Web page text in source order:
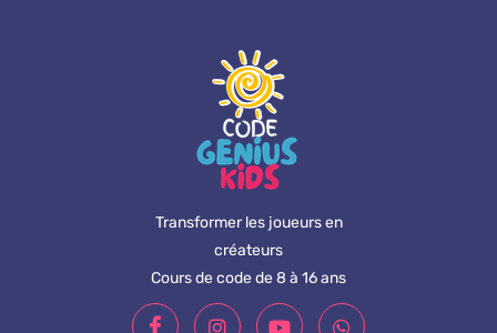
Transformer les joueurs en
créateurs
Cours de code de 8 à 16 ans